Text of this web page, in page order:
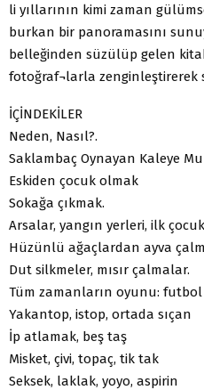
li yıllarının kimi zaman
burkan bir panoramasını
belleğinden süzülüp gelen
fotoğraf¬larla zenginleştirerek
İÇİNDEKİLER
Neden, Nasıl?.
Saklambaç Oynayan Kaleye
Eskiden çocuk olmak
Sokağa çıkmak.
Arsalar, yangın yerleri, ilk
Hüzünlü ağaçlardan ayva
Dut silkmeler, mısır çalmalar.
Tüm zamanların oyunu: futbol
Yakantop, istop, ortada sıçan
İp atlamak, beş taş
Misket, çivi, topaç, tik tak
Seksek, laklak, yoyo, aspirin